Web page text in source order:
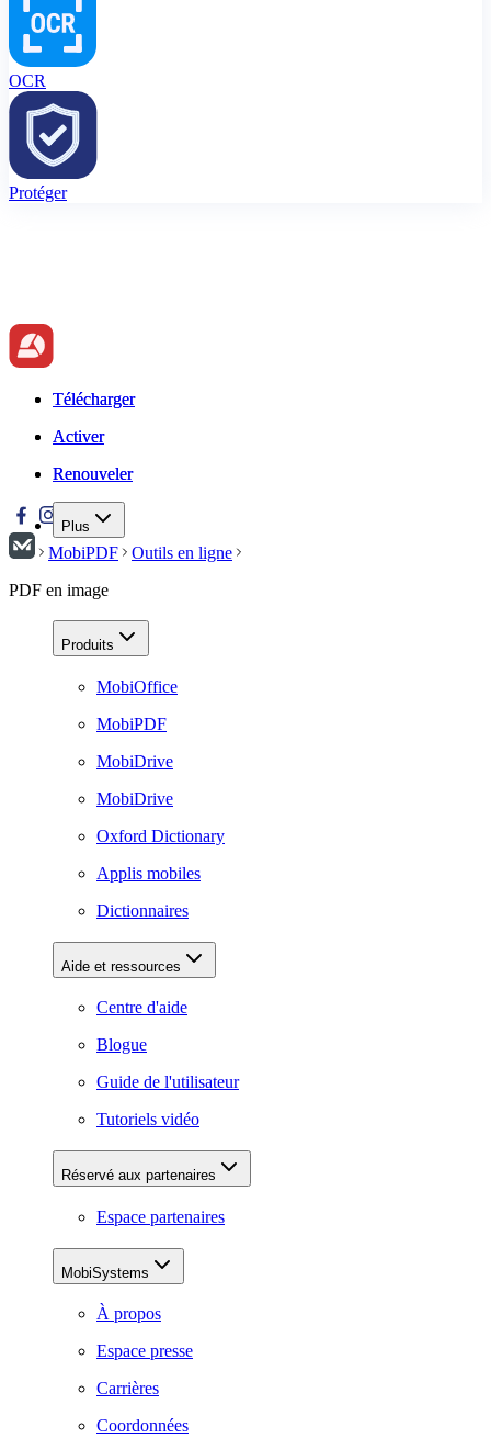
OCR
Protéger
Télécharger
Activer
Renouveler
Plus
Télécharger
Activer
Renouveler
MobiPDF
Outils en ligne
PDF en image
Produits
MobiOffice
MobiPDF
MobiDrive
MobiDrive
Oxford Dictionary
Applis mobiles
Dictionnaires
Aide et ressources
Centre d'aide
Blogue
Guide de l'utilisateur
Tutoriels vidéo
Réservé aux partenaires
Espace partenaires
MobiSystems
À propos
Espace presse
Carrières
Coordonnées